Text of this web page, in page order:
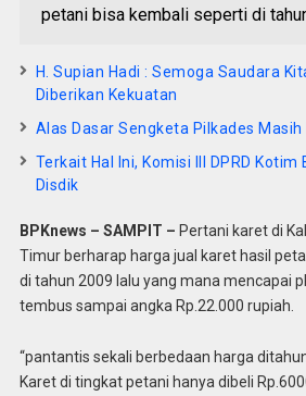
petani bisa kembali seperti di
H. Supian Hadi : Semoga Saudara
Diberikan Kekuatan
Alas Dasar Sengketa Pilkades Masih
Terkait Hal Ini, Komisi III DPRD
Disdik
BPKnews – SAMPIT – Pertani karet di
Timur berharap harga jual karet hasil
di tahun 2009 lalu yang mana mencapai
tembus sampai angka Rp.22.000 rupiah.
“pantantis sekali berbedaan harga
Karet di tingkat petani hanya dibeli